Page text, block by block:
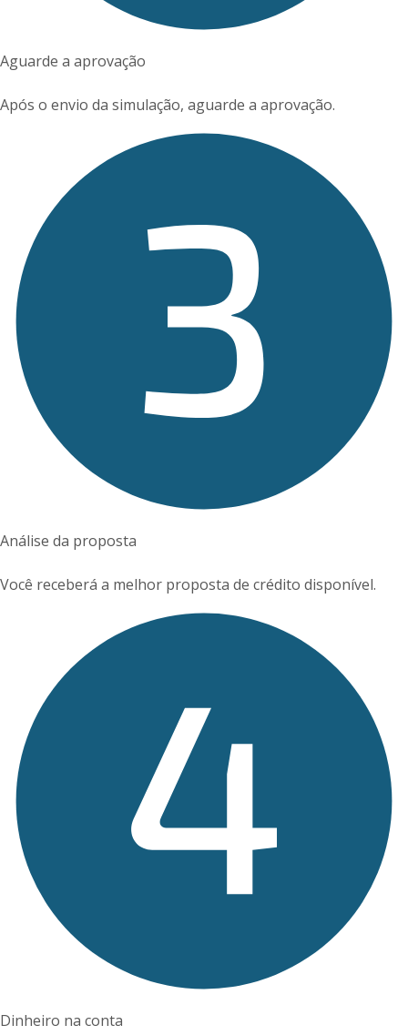
Aguarde a aprovação
Após o envio da simulação, aguarde a aprovação.
Análise da proposta
Você receberá a melhor proposta de crédito disponível.
Dinheiro na conta